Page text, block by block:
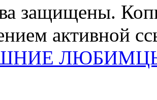
защищены.
активной